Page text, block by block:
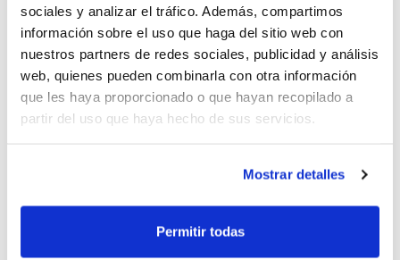
sociales y analizar el tráfico. Además, compartimos
información sobre el uso que haga del sitio web con
nuestros partners de redes sociales, publicidad y análisis
web, quienes pueden combinarla con otra información
que les haya proporcionado o que hayan recopilado a
partir del uso que haya hecho de sus servicios.
Mostrar detalles
Permitir todas
Club Peñíscola), Jose Mª Pizcueta Mateu
(C.B. La Pobla de Vallbona), Eduardo
Ordóñez Martínez (C.B. Benetússer), Paco
Giner Tortosa (CB Benetússer), Miguel
Catalá Miguel (Club Rockeros Che) y Carlos